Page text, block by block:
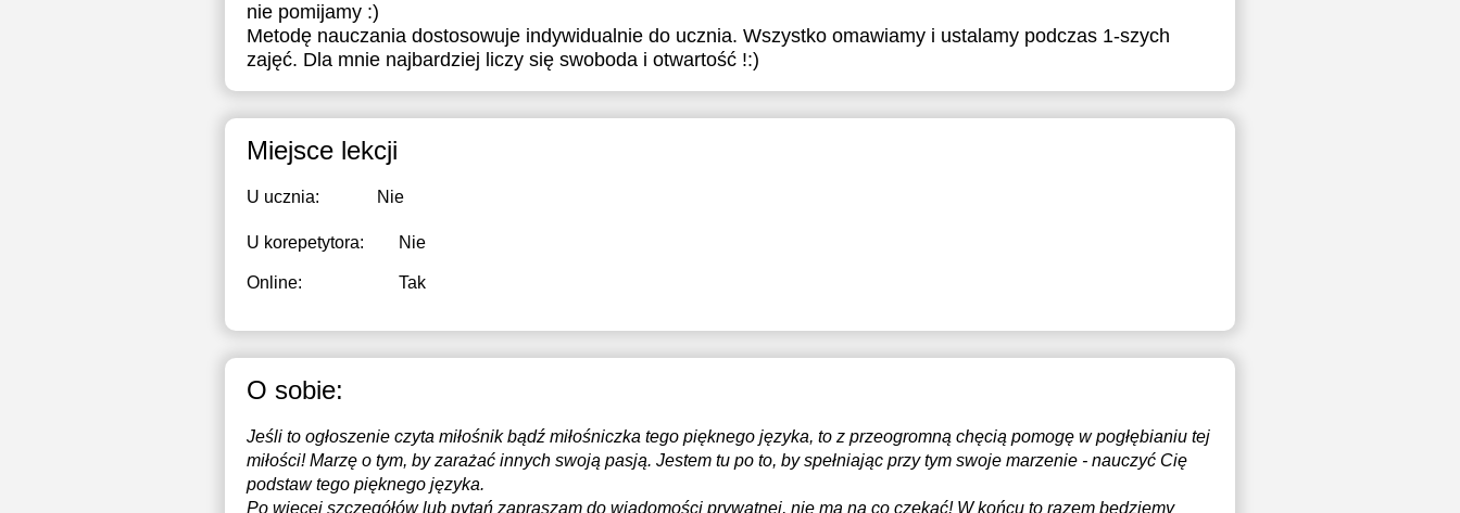
nie pomijamy :)
Metodę nauczania dostosowuje indywidualnie do ucznia. Wszystko omawiamy i ustalamy podczas 1-szych
zajęć. Dla mnie najbardziej liczy się swoboda i otwartość !:)
Miejsce lekcji
U ucznia: Nie
U korepetytora: Nie
Online: Tak
O sobie:
Jeśli to ogłoszenie czyta miłośnik bądź miłośniczka tego pięknego języka, to z przeogromną chęcią pomogę w pogłębianiu tej
miłości! Marzę o tym, by zarażać innych swoją pasją. Jestem tu po to, by spełniając przy tym swoje marzenie - nauczyć Cię
podstaw tego pięknego języka.
Po więcej szczegółów lub pytań zapraszam do wiadomości prywatnej, nie ma na co czekać! W końcu to razem będziemy